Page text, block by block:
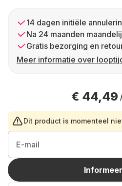
14 dagen initiële
Na 24 maanden
Gratis bezorging en
Meer informatie over
€ 44,49
Dit product is momenteel
E-mail